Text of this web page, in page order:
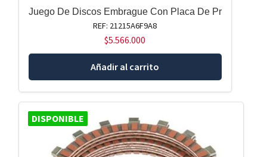
Juego De Discos Embrague Con Placa De Pr
REF: 21215A6F9A8
$5.566.000
Añadir al carrito
DISPONIBLE